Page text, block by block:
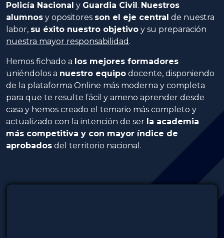
Policía Nacional y Guardia Civil . Nuestros
alumnos y opositores son el eje central de nuestra
labor, su éxito nuestro objetivo y su preparación
nuestra mayor responsabilidad .
Hemos fichado a los mejores formadores
uniéndolos a nuestro equipo docente, disponiendo
de la plataforma Online más moderna y completa
para que te resulte fácil y ameno aprender desde
casa y hemos creado el temario más completo y
actualizado con la intención de ser la academia
más competitiva y con mayor índice de
aprobados del territorio nacional.